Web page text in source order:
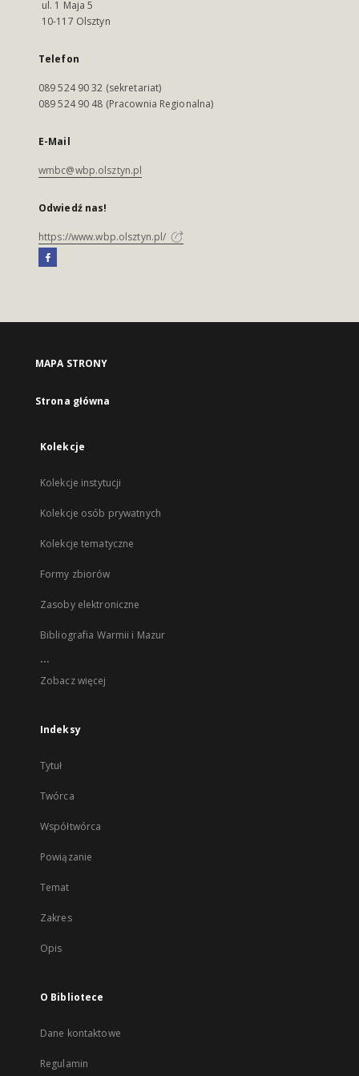
ul. 1 Maja 5
10-117 Olsztyn
Telefon
089 524 90 32 (sekretariat)
089 524 90 48 (Pracownia Regionalna)
E-Mail
wmbc@wbp.olsztyn.pl
Odwiedź nas!
https://www.wbp.olsztyn.pl/
MAPA STRONY
Strona główna
Kolekcje
Kolekcje instytucji
Kolekcje osób prywatnych
Kolekcje tematyczne
Formy zbiorów
Zasoby elektroniczne
Bibliografia Warmii i Mazur
...
Zobacz więcej
Indeksy
Tytuł
Twórca
Współtwórca
Powiązanie
Temat
Zakres
Opis
O Bibliotece
Dane kontaktowe
Regulamin